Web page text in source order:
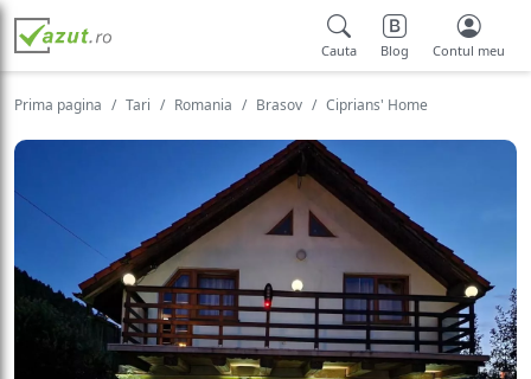
Cauta Blog Contul meu
Prima pagina Tari Romania Brasov Ciprians' Home